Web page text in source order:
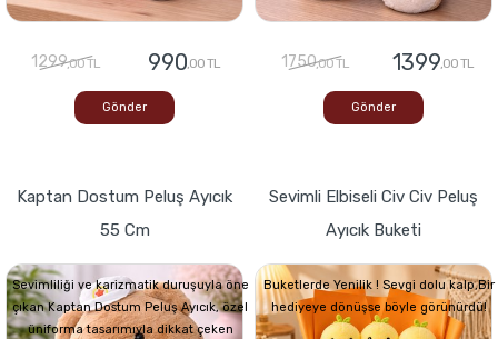
1299,00 TL 990,00 TL
Gönder
1750,00 TL 1399,00 TL
Gönder
Kaptan Dostum Peluş Ayıcık
55 Cm
Sevimliliği ve karizmatik duruşuyla öne
çıkan Kaptan Dostum Peluş Ayıcık, özel
üniforma tasarımıyla dikkat çeken
Sevimli Elbiseli Civ Civ Peluş
Ayıcık Buketi
Buketlerde Yenilik ! Sevgi dolu kalp,Bir
hediyeye dönüşse böyle görünürdü!